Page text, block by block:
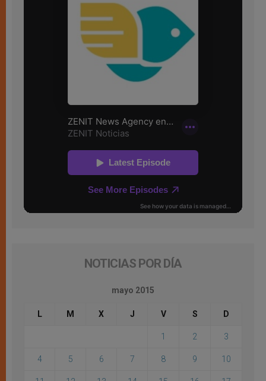
NOTICIAS POR DÍA
mayo 2015
L M X J V S D
1 2 3
4 5 6 7 8 9 10